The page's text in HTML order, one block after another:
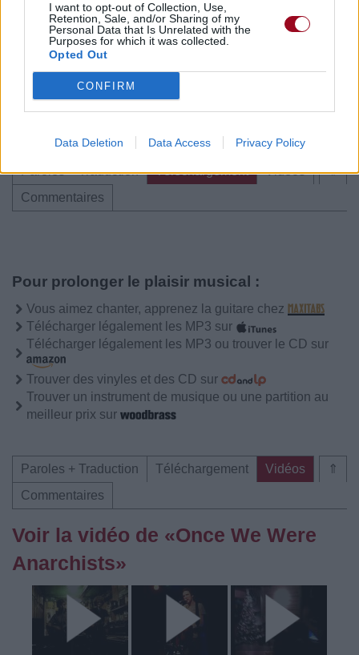
I want to opt-out of Collection, Use,
Retention, Sale, and/or Sharing of my
Personal Data that Is Unrelated with the
Purposes for which it was collected.
Opted Out
CONFIRM
Data Deletion Data Access Privacy Policy
Publié parMellister 14443 4 5 7 le 25 juin 2017 à
18h26.
Chanteurs : Frank Turner
Albums :
⇑
Paroles + Traduction Téléchargement
Vidéos
Commentaires
Pour prolonger le plaisir musical :
Vous aimez chanter, apprenez la guitare chez
Télécharger légalement les MP3 sur
Télécharger légalement les MP3 ou trouver le CD sur
Trouver des vinyles et des CD sur
Trouver un instrument de musique ou une partition au
meilleur prix sur
⇑
Paroles + Traduction Téléchargement
Vidéos
Commentaires
Voir la vidéo de «Once We Were
Anarchists»